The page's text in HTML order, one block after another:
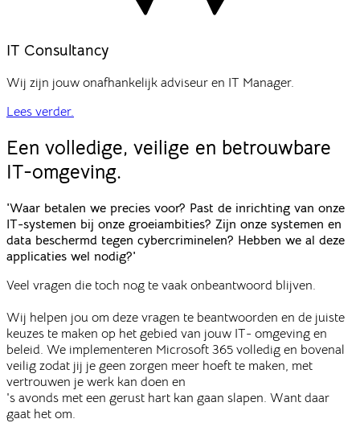
IT Consultancy
Wij zijn jouw onafhankelijk adviseur en IT Manager.
Lees verder.
Een volledige, veilige en betrouwbare
IT-omgeving.
'Waar betalen we precies voor? Past de inrichting van onze
IT-systemen bij onze groeiambities? Zijn onze systemen en
data beschermd tegen cybercriminelen? Hebben we al deze
applicaties wel nodig?'
Veel vragen die toch nog te vaak onbeantwoord blijven.
Wij helpen jou om deze vragen te beantwoorden en de juiste
keuzes te maken op het gebied van jouw IT- omgeving en
beleid. We implementeren Microsoft 365 volledig en bovenal
veilig zodat jij je geen zorgen meer hoeft te maken, met
vertrouwen je werk kan doen en
's avonds met een gerust hart kan gaan slapen. Want daar
gaat het om.